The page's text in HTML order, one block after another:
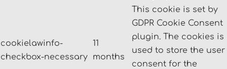
cookielawinfo-
checkbox-necessary
11
months
This cookie is set by
GDPR Cookie Consent
plugin. The cookies is
used to store the user
consent for the